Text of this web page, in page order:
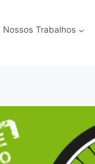
Nossos Trabalhos